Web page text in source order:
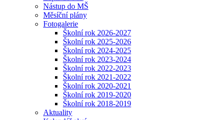
Nástup do MŠ
Měsíční plány
Fotogalerie
Školní rok 2026-2027
Školní rok 2025-2026
Školní rok 2024-2025
Školní rok 2023-2024
Školní rok 2022-2023
Školní rok 2021-2022
Školní rok 2020-2021
Školní rok 2019-2020
Školní rok 2018-2019
Aktuality